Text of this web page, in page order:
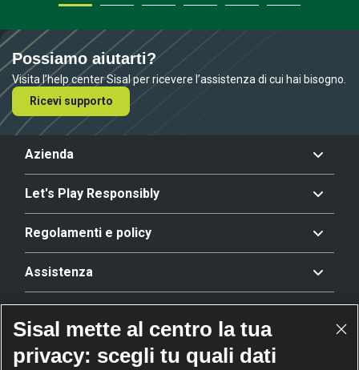
Possiamo aiutarti?
Visita l’help center Sisal per ricevere l’assistenza di cui hai bisogno.
Ricevi supporto
Azienda
Let's Play Responsibly
Regolamenti e policy
Assistenza
Riconoscimenti
Sisal mette al centro la tua
privacy: scegli tu quali dati